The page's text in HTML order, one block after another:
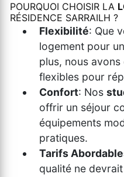
POURQUOI CHOISIR LA
RÉSIDENCE SARRAILH ?
Flexibilité: Que
logement pour
plus, nous
flexibles pour
Confort: Nos
offrir un séjour
équipements
pratiques.
Tarifs
qualité ne